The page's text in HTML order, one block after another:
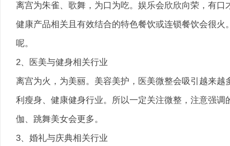
离宫为朱雀、歌舞，为口为吃。娱乐会欣欣向荣，有
健康产品相关且有效结合的特色餐饮或连锁餐饮会很
呢。
2、医美与健身相关行业
离宫为火，为美丽。美容美护，医美微整会吸引越来
利瘦身、健康健身行业。所以一定关注微整，注意强
伽、跳舞美女会更多。
3、婚礼与庆典相关行业